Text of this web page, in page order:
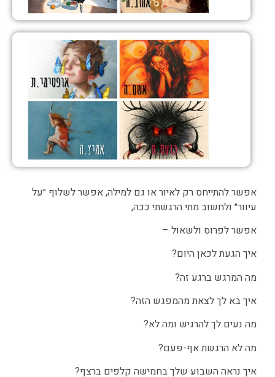
אפשר להתייחס רק לאיור או גם למילה, אפשר לשלוף ״על
עיוור״ ולחשוב מתי הרגשתי ככה,
אפשר לפרוס ולשאול –
איך הגעת לכאן היום?
מה המרגש ברגע זה?
איך בא לך לצאת מהמפגש הזה?
מה נעים לך להרגיש ומה לא?
מה לא הרגשת אף-פעם?
איך נראה השבוע שלך בחמישה קלפים ברצף?